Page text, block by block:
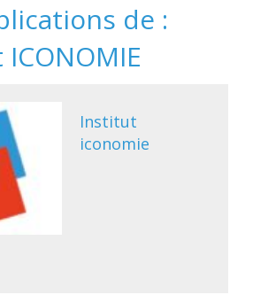
de :
Institut
iconomie